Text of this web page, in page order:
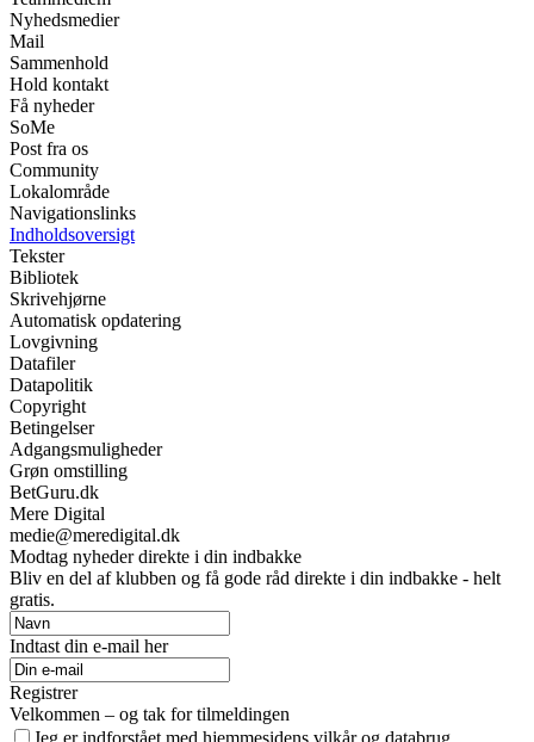
Nyhedsmedier
Mail
Sammenhold
Hold kontakt
Få nyheder
SoMe
Post fra os
Community
Lokalområde
Navigationslinks
Indholdsoversigt
Tekster
Bibliotek
Skrivehjørne
Automatisk opdatering
Lovgivning
Datafiler
Datapolitik
Copyright
Betingelser
Adgangsmuligheder
Grøn omstilling
BetGuru.dk
Mere Digital
medie@meredigital.dk
Modtag nyheder direkte i din indbakke
Bliv en del af klubben og få gode råd direkte i din indbakke - helt
gratis.
Indtast din e-mail her
Registrer
Velkommen – og tak for tilmeldingen